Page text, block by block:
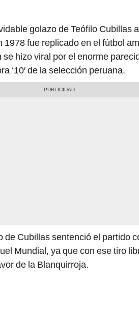
golazo de Teófilo Cubillas
1978 fue replicado en el fútbol
hizo viral por el enorme
‘10′ de la selección peruana.
de Cubillas sentenció el partido
Mundial, ya que con ese tiro
de la Blanquirroja.